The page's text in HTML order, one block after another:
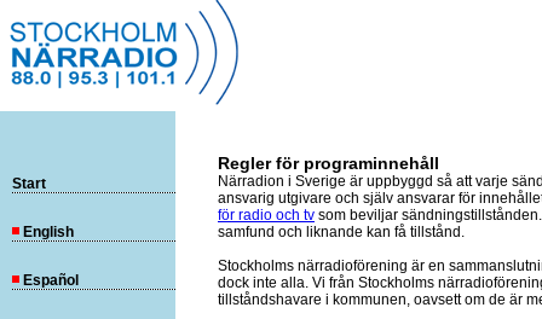
Regler för programinnehåll
Närradion i Sverige är uppbyggd så att varje
ansvarig utgivare och själv ansvarar för
för radio och tv som beviljar
samfund och liknande kan få tillstånd.
Stockholms närradioförening är en
dock inte alla. Vi från Stockholms
tillståndshavare i kommunen, oavsett om de är
Start
English
Español